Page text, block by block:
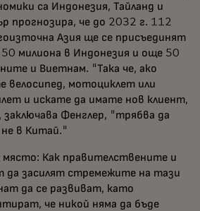
са Индонезия, Тайланд и
прогнозира, че до 2032 г. 112
Азия ще се присъединят
50 милиона в Индонезия и още 50
и Виетнам. "Така че, ако
велосипед, мотоциклет или
и искате да имате нов клиент,
заключава Фенглер, "трябва да
в Китай."
Как правителствените и
да засилят стремежите на тази
да се развиват, като
че никой няма да бъде